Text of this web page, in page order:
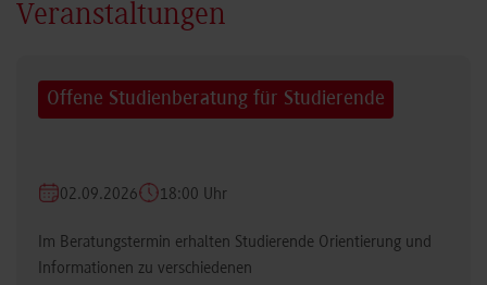
Veranstaltungen
Offene Studienberatung für Studierende
02.09.2026 18:00 Uhr
Im Beratungstermin erhalten Studierende Orientierung und
Informationen zu verschiedenen